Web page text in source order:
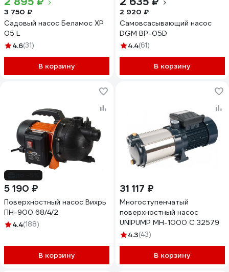
3 750 ₽
Садовый насос Беламос XP
05 L
4.6(31)
В корзину
2 920 ₽
Самовсасывающий насос
DGM BP-05D
4.4(61)
В корзину
5 190 ₽
Поверхностный насос Вихрь
ПН-900 68/4/2
4.4(188)
В корзину
31 117 ₽
Многоступенчатый
поверхностный насос
UNIPUMP МН-1000 С 32579
4.3(43)
В корзину